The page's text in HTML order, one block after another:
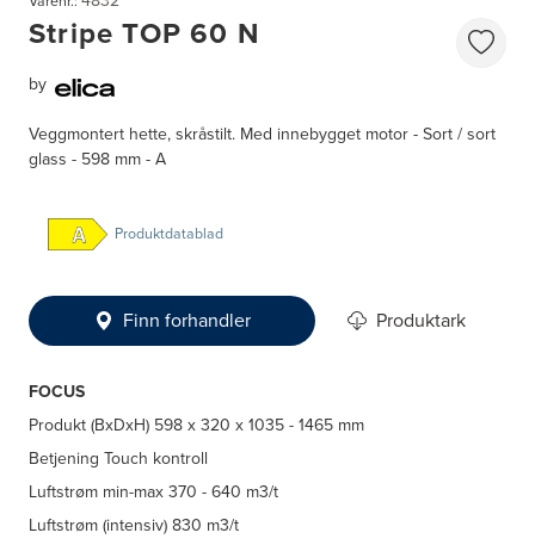
Stripe TOP 60 N
by
Veggmontert hette, skråstilt. Med innebygget motor - Sort / sort
glass - 598 mm - A
Produktdatablad
Finn forhandler Produktark
FOCUS
Produkt (BxDxH) 598 x 320 x 1035 - 1465 mm
Betjening Touch kontroll
Luftstrøm min-max370 - 640 m3/t
Luftstrøm (intensiv)830 m3/t